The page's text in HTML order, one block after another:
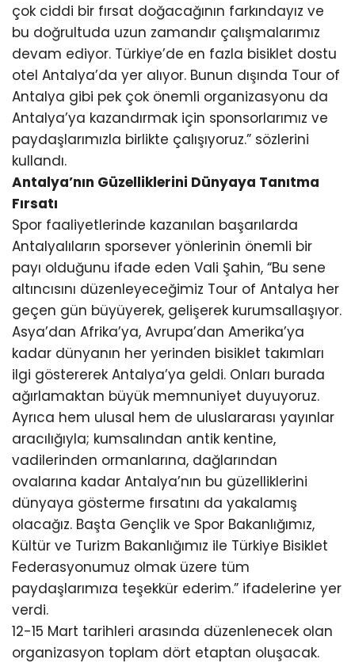
çok ciddi bir fırsat doğacağının farkındayız ve
bu doğrultuda uzun zamandır çalışmalarımız
devam ediyor. Türkiye’de en fazla bisiklet dostu
otel Antalya’da yer alıyor. Bunun dışında Tour of
Antalya gibi pek çok önemli organizasyonu da
Antalya’ya kazandırmak için sponsorlarımız ve
paydaşlarımızla birlikte çalışıyoruz.” sözlerini
kullandı.
Antalya’nın Güzelliklerini Dünyaya Tanıtma
Fırsatı
Spor faaliyetlerinde kazanılan başarılarda
Antalyalıların sporsever yönlerinin önemli bir
payı olduğunu ifade eden Vali Şahin, “Bu sene
altıncısını düzenleyeceğimiz Tour of Antalya her
geçen gün büyüyerek, gelişerek kurumsallaşıyor.
Asya’dan Afrika’ya, Avrupa’dan Amerika’ya
kadar dünyanın her yerinden bisiklet takımları
ilgi göstererek Antalya’ya geldi. Onları burada
ağırlamaktan büyük memnuniyet duyuyoruz.
Ayrıca hem ulusal hem de uluslararası yayınlar
aracılığıyla; kumsalından antik kentine,
vadilerinden ormanlarına, dağlarından
ovalarına kadar Antalya’nın bu güzelliklerini
dünyaya gösterme fırsatını da yakalamış
olacağız. Başta Gençlik ve Spor Bakanlığımız,
Kültür ve Turizm Bakanlığımız ile Türkiye Bisiklet
Federasyonumuz olmak üzere tüm
paydaşlarımıza teşekkür ederim.” ifadelerine yer
verdi.
12-15 Mart tarihleri arasında düzenlenecek olan
organizasyon toplam dört etaptan oluşacak.